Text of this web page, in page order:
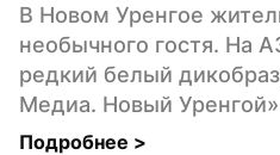
В Новом Уренгое
необычного гостя. На
редкий белый
Медиа. Новый
Подробнее >